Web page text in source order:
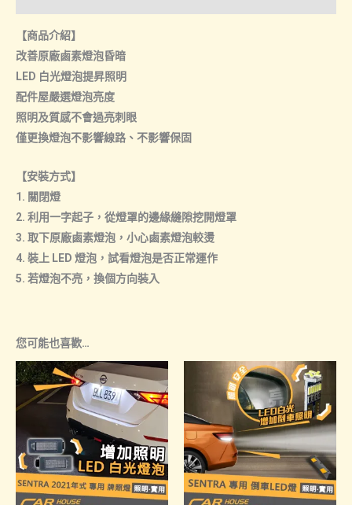
【商品介紹】
改善原廠鹵素燈泡昏暗
LED 白光燈泡提昇照明
配件屋嚴選燈泡亮度
照明及質感不會過亮刺眼
僅更換燈泡不影響線路、不影響保固
【安裝方式】
1. 關閉燈
2. 利用一字起子，從燈罩的邊緣縫隙挖開燈罩
3. 取下原廠鹵素燈泡，小心鹵素燈泡較燙
4. 裝上 LED 燈泡，試看燈泡是否正常運作
5. 若燈泡不亮，換個方向裝入
您可能也喜歡…